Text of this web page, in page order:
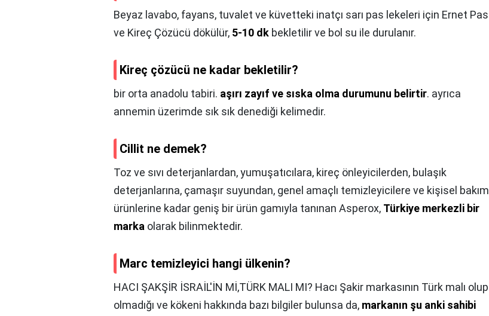
Beyaz lavabo, fayans, tuvalet ve küvetteki inatçı sarı pas lekeleri için Ernet Pas
ve Kireç Çözücü dökülür, 5-10 dk bekletilir ve bol su ile durulanır.
Kireç çözücü ne kadar bekletilir?
bir orta anadolu tabiri. aşırı zayıf ve sıska olma durumunu belirtir. ayrıca
annemin üzerimde sık sık denediği kelimedir.
Cillit ne demek?
Toz ve sıvı deterjanlardan, yumuşatıcılara, kireç önleyicilerden, bulaşık
deterjanlarına, çamaşır suyundan, genel amaçlı temizleyicilere ve kişisel bakım
ürünlerine kadar geniş bir ürün gamıyla tanınan Asperox, Türkiye merkezli bir
marka olarak bilinmektedir.
Marc temizleyici hangi ülkenin?
HACI ŞAKŞİR İSRAİL'İN Mİ,TÜRK MALI MI? Hacı Şakir markasının Türk malı olup
olmadığı ve kökeni hakkında bazı bilgiler bulunsa da, markanın şu anki sahibi